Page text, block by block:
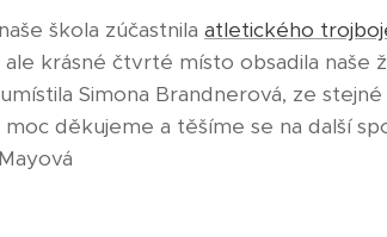
škola zúčastnila atletického
ale krásné čtvrté místo obsadila
Simona Brandnerová, ze
děkujeme a těšíme se na další